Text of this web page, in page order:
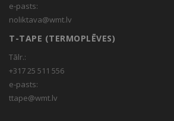
e-pasts:
noliktava@wmt.lv
T-TAPE (TERMOPLĒVES)
Tālr.:
+317 25 511 556
e-pasts:
ttape@wmt.lv